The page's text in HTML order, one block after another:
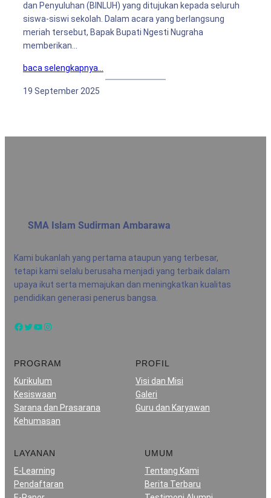
dan Penyuluhan (BINLUH) yang ditujukan kepada seluruh
siswa-siswi sekolah. Dalam acara yang berlangsung
meriah tersebut, Bapak Bupati Ngesti Nugraha
memberikan…
baca selengkapnya…
19 September 2025
SMA Islam Sudirman Ambarawa
Kami bukanlah yang pertama ataupun yang terbesar,
tetapi kami selalu berusaha menjadi yang terbaik dalam
upaya ikut serta memajukan dan meningkatkan kualitas
pendidikan generasi penerus bangsa.
Facebook Twitter YouTube Instagram
PROGRAM
Kurikulum
Kesiswaan
Sarana dan Prasarana
Kehumasan
PROFIL
Visi dan Misi
Galeri
Guru dan Karyawan
LAYANAN
E-Learning
Pendaftaran
UMUM
Tentang Kami
Berita Terbaru